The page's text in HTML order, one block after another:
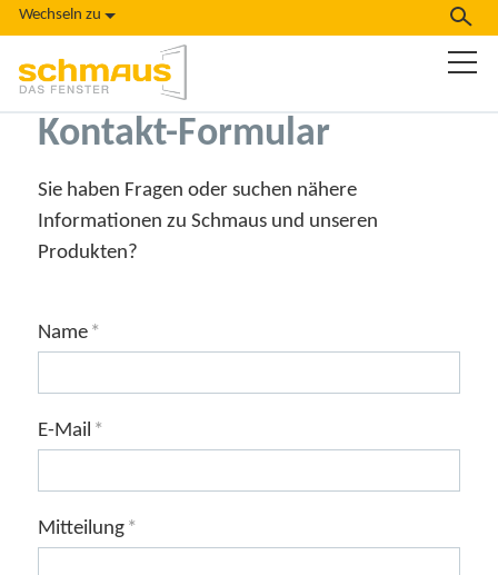
Wechseln zu
Kontakt-Formular
Sie haben Fragen oder suchen nähere
Informationen zu Schmaus und unseren
Produkten?
Name *
E-Mail *
Mitteilung *